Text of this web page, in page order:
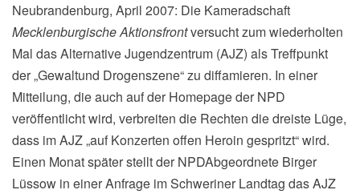
Neubrandenburg, April 2007: Die Kameradschaft
Mecklenburgische Aktionsfrontversucht zum wiederholten
Mal das Alternative Jugendzentrum (AJZ) als Treffpunkt
der „Gewaltund Drogenszene“ zu diffamieren. In einer
Mitteilung, die auch auf der Homepage der NPD
veröffentlicht wird, verbreiten die Rechten die dreiste Lüge,
dass im AJZ „auf Konzerten offen Heroin gespritzt“ wird.
Einen Monat später stellt der NPDAbgeordnete Birger
Lüssow in einer Anfrage im Schweriner Landtag das AJZ